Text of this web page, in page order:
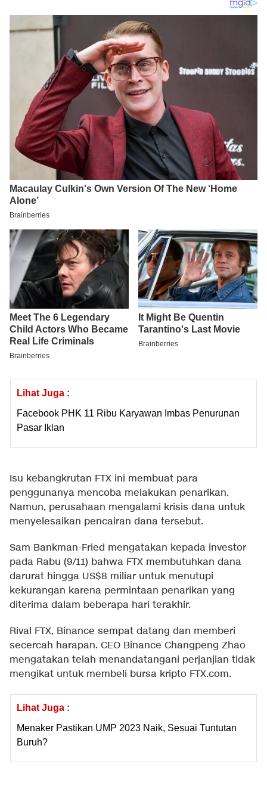
Lihat Juga :
Facebook PHK 11 Ribu Karyawan Imbas Penurunan
Pasar Iklan
Isu kebangkrutan FTX ini membuat para
penggunanya mencoba melakukan penarikan.
Namun, perusahaan mengalami krisis dana untuk
menyelesaikan pencairan dana tersebut.
Sam Bankman-Fried mengatakan kepada investor
pada Rabu (9/11) bahwa FTX membutuhkan dana
darurat hingga US$8 miliar untuk menutupi
kekurangan karena permintaan penarikan yang
diterima dalam beberapa hari terakhir.
Rival FTX, Binance sempat datang dan memberi
secercah harapan. CEO Binance Changpeng Zhao
mengatakan telah menandatangani perjanjian tidak
mengikat untuk membeli bursa kripto FTX.com.
Lihat Juga :
Menaker Pastikan UMP 2023 Naik, Sesuai Tuntutan
Buruh?